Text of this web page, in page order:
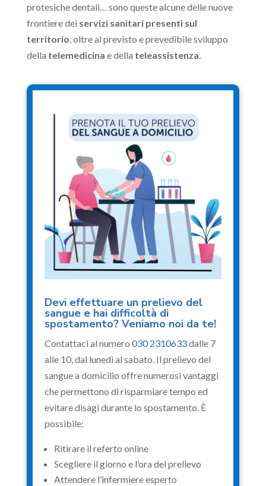
protesiche dentali… sono queste alcune delle nuove
frontiere dei servizi sanitari presenti sul
territorio , oltre al previsto e prevedibile sviluppo
della telemedicina e della teleassistenza
Devi effettuare un prelievo del
sangue e hai difficoltà di
spostamento? Veniamo noi da te!
Contattaci al numero 030 2310633dalle 7
alle 10, dal lunedì al sabato. Il prelievo del
sangue a domicilio offre numerosi vantaggi
che permettono di risparmiare tempo ed
evitare disagi durante lo spostamento. È
possibile:
Ritirare il referto online
Scegliere il giorno e l’ora del prelievo
Attendere l’infermiere esperto